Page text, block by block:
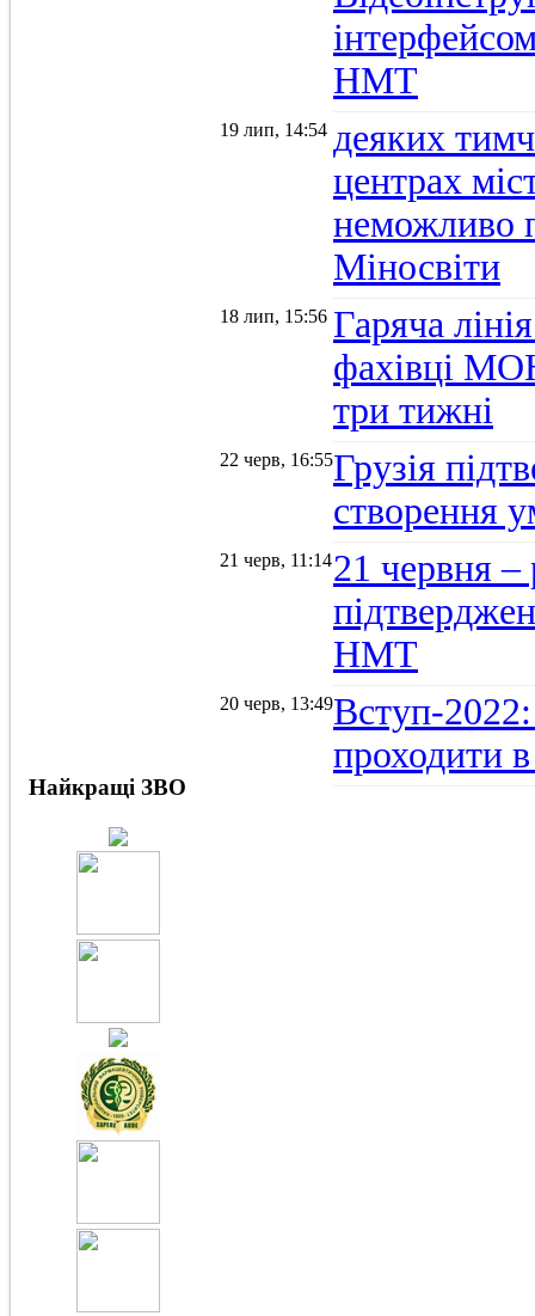
НМТ
19 лип, 14:54 деяких
центрах
неможливо
Міносвіти
18 лип, 15:56 Гаряча
фахівці
три тижні
22 черв, 16:55Грузія
створення
21 черв, 11:1421 червня –
НМТ
20 черв, 13:49Вступ-
проходити в
Найкращі ЗВО